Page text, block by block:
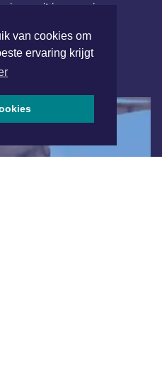
van cookies om
ervaring krijgt
uit jouw regio.